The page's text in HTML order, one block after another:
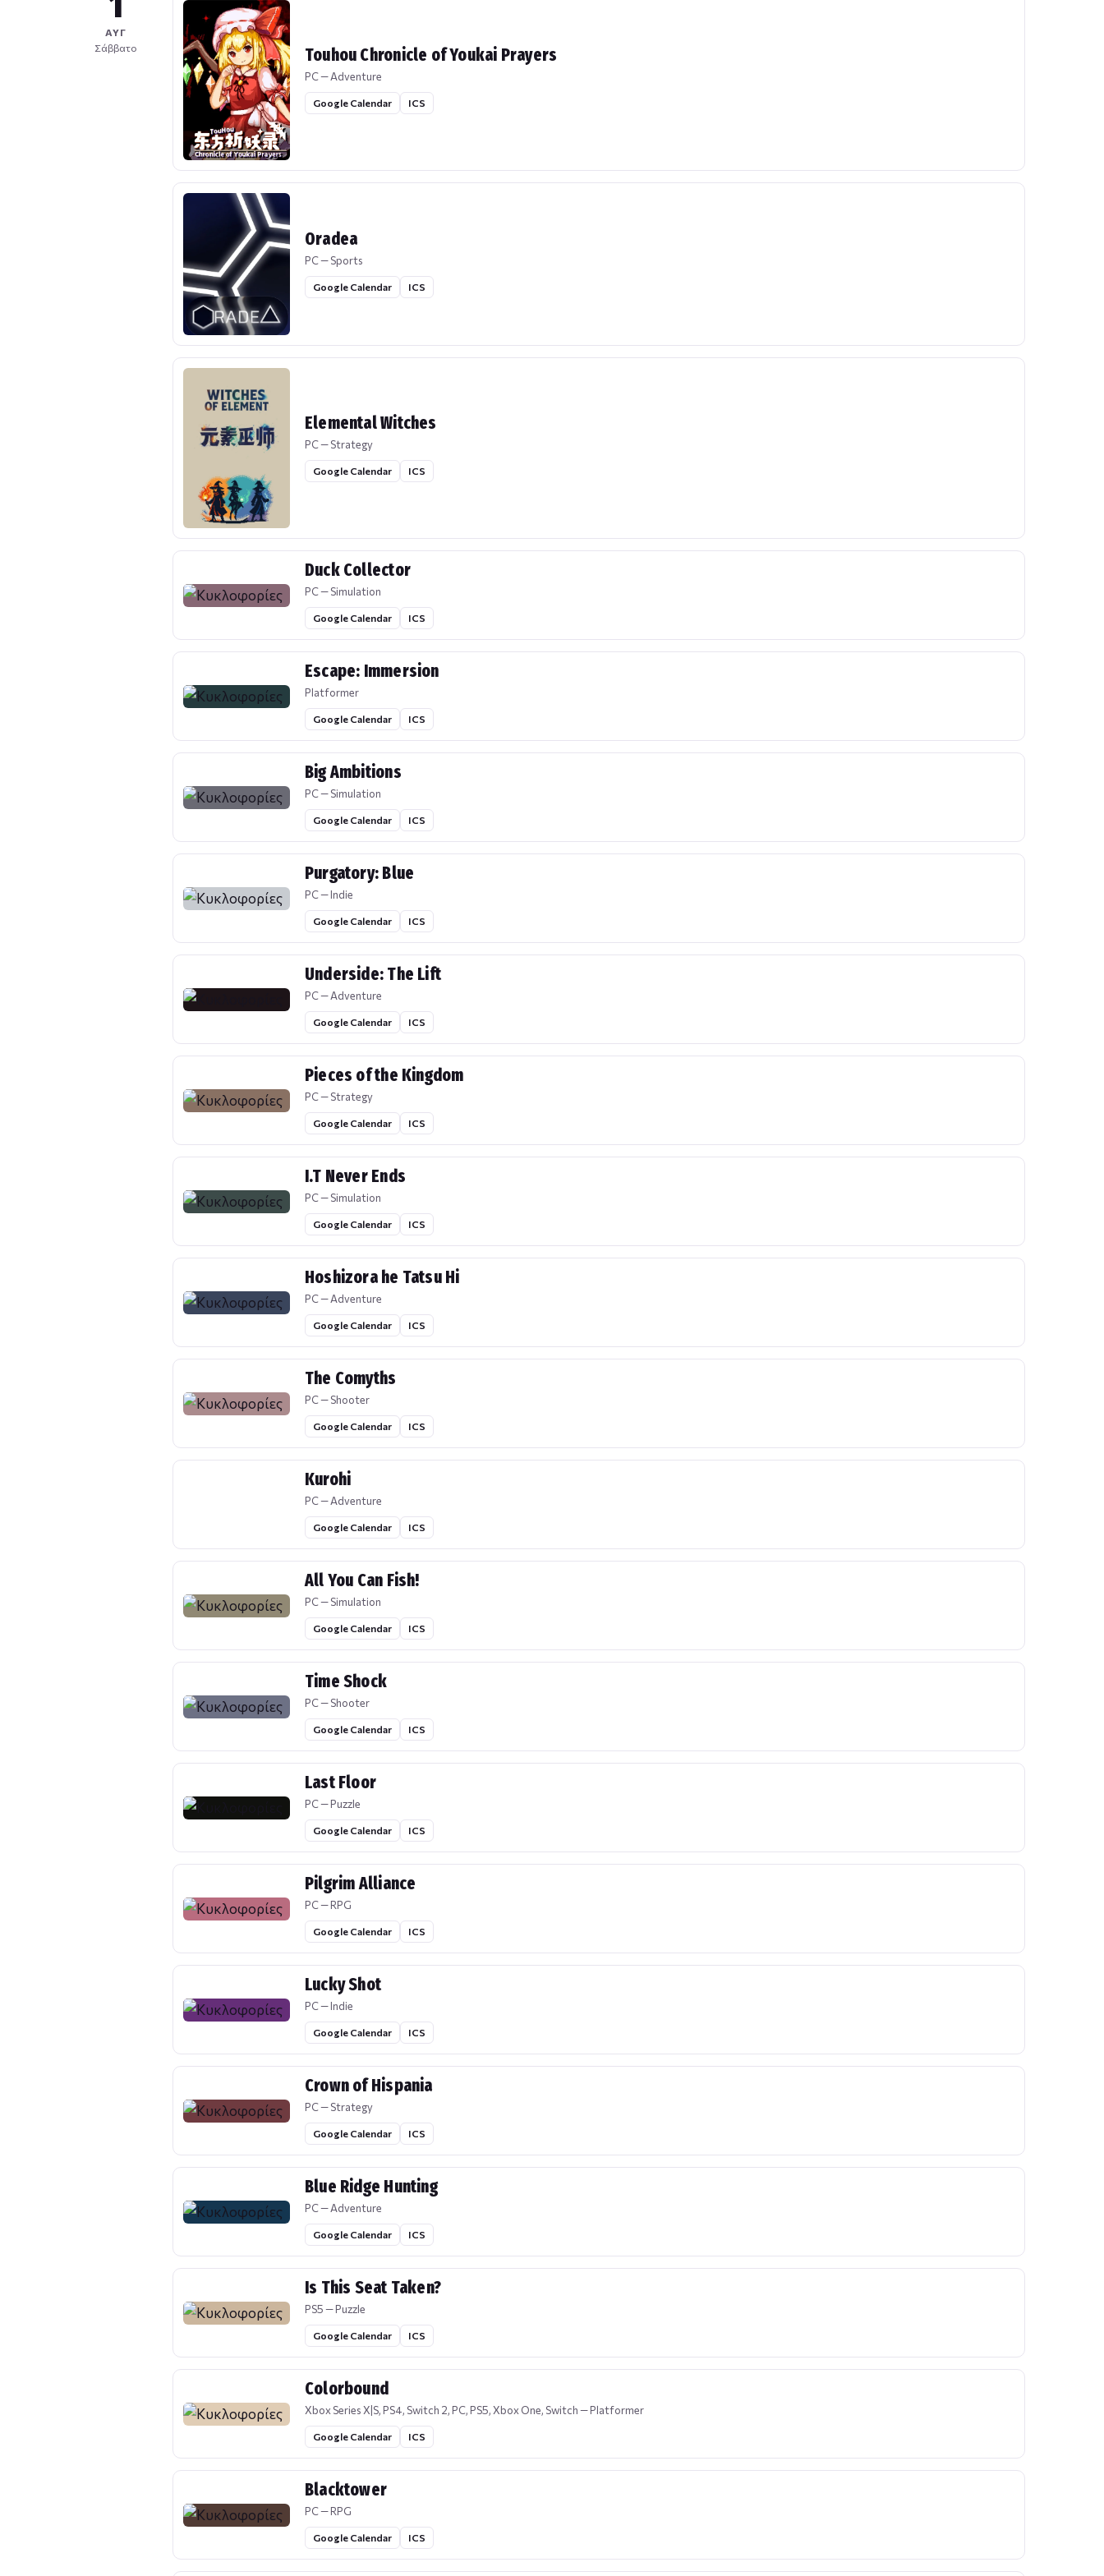
ΑΥΓ
Σάββατο
Touhou Chronicle of Youkai Prayers
PC — Adventure
Google Calendar ICS
Oradea
PC — Sports
Google Calendar ICS
Elemental Witches
PC — Strategy
Google Calendar ICS
Duck Collector
PC — Simulation
Google Calendar ICS
Escape: Immersion
Platformer
Google Calendar ICS
Big Ambitions
PC — Simulation
Google Calendar ICS
Purgatory: Blue
PC — Indie
Google Calendar ICS
Underside: The Lift
PC — Adventure
Google Calendar ICS
Pieces of the Kingdom
PC — Strategy
Google Calendar ICS
I.T Never Ends
PC — Simulation
Google Calendar ICS
Hoshizora he Tatsu Hi
PC — Adventure
Google Calendar ICS
The Comyths
PC — Shooter
Google Calendar ICS
Kurohi
PC — Adventure
Google Calendar ICS
All You Can Fish!
PC — Simulation
Google Calendar ICS
Time Shock
PC — Shooter
Google Calendar ICS
Last Floor
PC — Puzzle
Google Calendar ICS
Pilgrim Alliance
PC — RPG
Google Calendar ICS
Lucky Shot
PC — Indie
Google Calendar ICS
Crown of Hispania
PC — Strategy
Google Calendar ICS
Blue Ridge Hunting
PC — Adventure
Google Calendar ICS
Is This Seat Taken?
PS5 — Puzzle
Google Calendar ICS
Colorbound
Xbox Series X|S, PS4, Switch 2, PC, PS5, Xbox One, Switch — Platformer
Google Calendar ICS
Blacktower
PC — RPG
Google Calendar ICS